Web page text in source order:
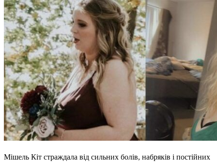
Мішель Кіт страждала від сильних болів, набряків і постійних